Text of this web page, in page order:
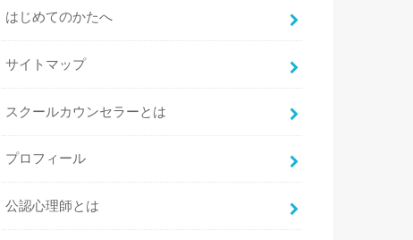
はじめてのかたへ
サイトマップ
スクールカウンセラーとは
プロフィール
公認心理師とは